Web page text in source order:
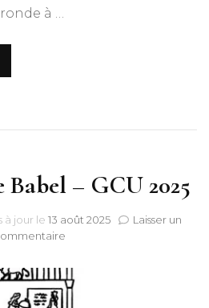
à …
Babel – GCU 2025
à jour le 13 août 2025
Laisser un
Gazette
de
Babel